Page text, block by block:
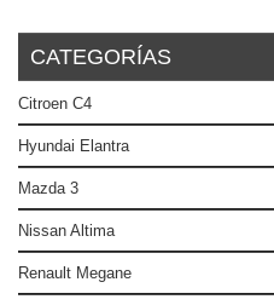
CATEGORÍAS
Citroen C4
Hyundai Elantra
Mazda 3
Nissan Altima
Renault Megane